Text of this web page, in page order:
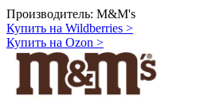
Производитель: M&M's
Купить на Wildberries >
Купить на Ozon >